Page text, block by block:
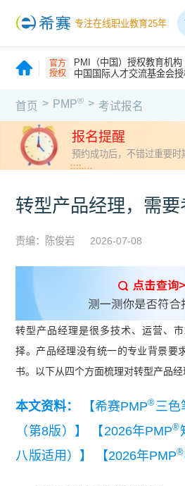
专注在线职业教育25年
官方
授权
PMI（中国）授权教育机构
中国国际人才交流基金会授权
首页 > PMP® > 考试报名
报名提醒
预约成功后，不错过重要时
转型产品经理，需
责编：陈俊岩 2026-07-08
转型产品经理是很多技术、运营、
择。产品经理没有统一的专业背景要
书。以下从四个方面梳理对转型产品经
本文资料： 【希赛PMP® 三色
（第8版）】
【2026年PMP®
八版适用）】
【2026年PMP®